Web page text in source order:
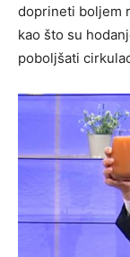
doprineti boljem
kao što su
poboljšati